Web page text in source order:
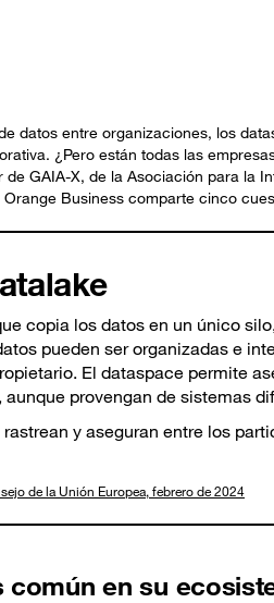
datos entre organizaciones, los
¿Pero están todas las
GAIA-X, de la Asociación para la
Business comparte cinco
copia los datos en un único
pueden ser organizadas e
El dataspace permite
provengan de sistemas
y aseguran entre los
de la Unión Europea, febrero de 2024
común en su